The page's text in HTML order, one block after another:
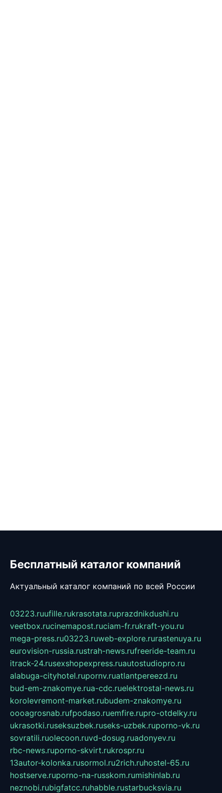
Бесплатный каталог компаний
Актуальный каталог компаний по всей России
03223.ruufille.rukrasotata.ruprazdnikdushi.ru
veetbox.rucinemapost.ruciam-fr.rukraft-you.ru
mega-press.ru03223.ruweb-explore.rurastenuya.ru
eurovision-russia.rustrah-news.rufreeride-team.ru
itrack-24.rusexshopexpress.ruautostudiopro.ru
alabuga-cityhotel.rupornv.ruatlantpereezd.ru
bud-em-znakomye.rua-cdc.ruelektrostal-news.ru
korolevremont-market.rubudem-znakomye.ru
oooagrosnab.rufpodaso.ruemfire.rupro-otdelky.ru
ukrasotki.ruseksuzbek.ruseks-uzbek.ruporno-vk.ru
sovratili.ruolecoon.ruvd-dosug.ruadonyev.ru
rbc-news.ruporno-skvirt.rukrospr.ru
13autor-kolonka.rusormol.ru2rich.ruhostel-65.ru
hostserve.ruporno-na-russkom.rumishinlab.ru
neznobi.rubigfatcc.ruhabble.rustarbucksvia.ru